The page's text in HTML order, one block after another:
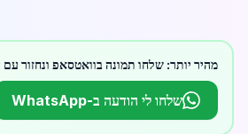
מהיר יותר: שלחו תמונה בוואטסאפ ונחזור עם
שלחו לי הודעה ב-WhatsApp